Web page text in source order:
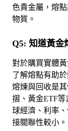
色貴金屬，熔
物質。
Q5: 知道黃金
對於購買實體
了解熔點有助
熔煉與回收是
摺、黃金ETF
球經濟、利率
接關聯性較小。